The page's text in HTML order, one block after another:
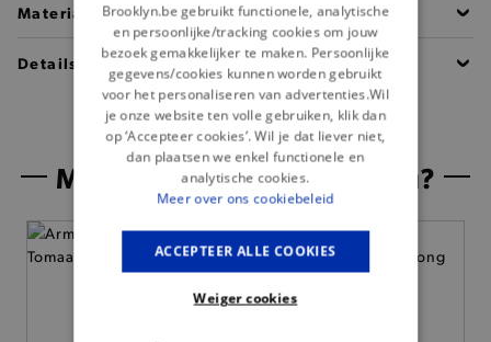
Materiaal
Details
Misschien is dit iets voor jou?
— 50% *
Brooklyn.be gebruikt functionele, analytische
en persoonlijke/tracking cookies om jouw
bezoek gemakkelijker te maken. Persoonlijke
gegevens/cookies kunnen worden gebruikt
voor het personaliseren van advertenties.Wil
je onze website ten volle gebruiken, klik dan
op ‘Accepteer cookies’. Wil je dat liever niet,
dan plaatsen we enkel functionele en
analytische cookies.
Meer over ons cookiebeleid
ACCEPTEER ALLE COOKIES
Weiger cookies